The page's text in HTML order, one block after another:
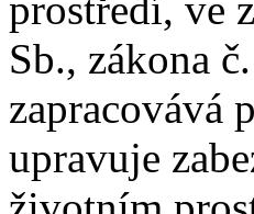
prostředí, ve
Sb., zákona
zapracovává
upravuje